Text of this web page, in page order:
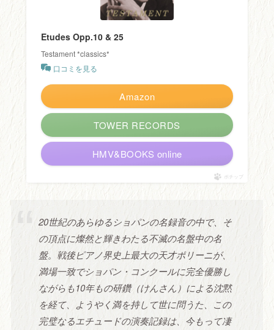
Etudes Opp.10 & 25
Testament *classics*
口コミを見る
Amazon
TOWER RECORDS
HMV&BOOKS online
ポチップ
20世紀のあらゆるショパンの名録音の中で、そ
の頂点に燦然と輝きわたる不滅の名盤中の名
盤。戦後ピアノ界史上最大の天才ポリーニが、
満場一致でショパン・コンクールに完全優勝し
ながらも10年もの研鑽（けんさん）による沈黙
を経て、ようやく満を持して世に問うた、この
完璧なるエチュードの演奏記録は、今もって凄